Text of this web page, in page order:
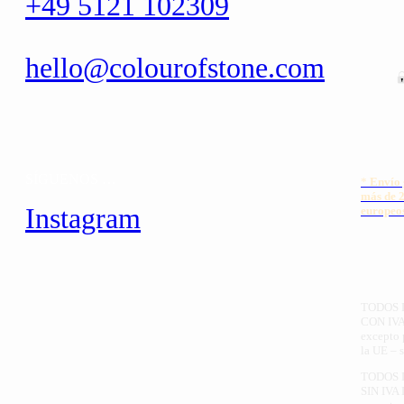
hello@colourofstone.com
Instagram
* Envío
más de